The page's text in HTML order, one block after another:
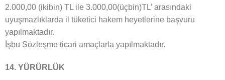
2.000,00 (ikibin) TL ile 3.000,00(üçbin)TL’ arasındaki
uyuşmazlıklarda il tüketici hakem heyetlerine başvuru
yapılmaktadır.
İşbu Sözleşme ticari amaçlarla yapılmaktadır.
14. YÜRÜRLÜK